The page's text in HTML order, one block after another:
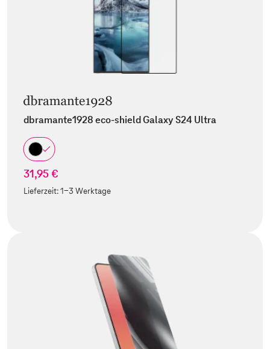
dbramante1928 eco-shield Galaxy S24 Ultra
31,95 €
Lieferzeit:1-3 Werktage